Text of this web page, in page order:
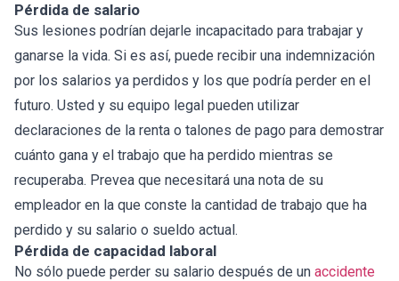
Pérdida de salario
Sus lesiones podrían dejarle incapacitado para trabajar y
ganarse la vida. Si es así, puede recibir una indemnización
por los salarios ya perdidos y los que podría perder en el
futuro. Usted y su equipo legal pueden utilizar
declaraciones de la renta o talones de pago para demostrar
cuánto gana y el trabajo que ha perdido mientras se
recuperaba. Prevea que necesitará una nota de su
empleador en la que conste la cantidad de trabajo que ha
perdido y su salario o sueldo actual.
Pérdida de capacidad laboral
No sólo puede perder su salario después de un accidente